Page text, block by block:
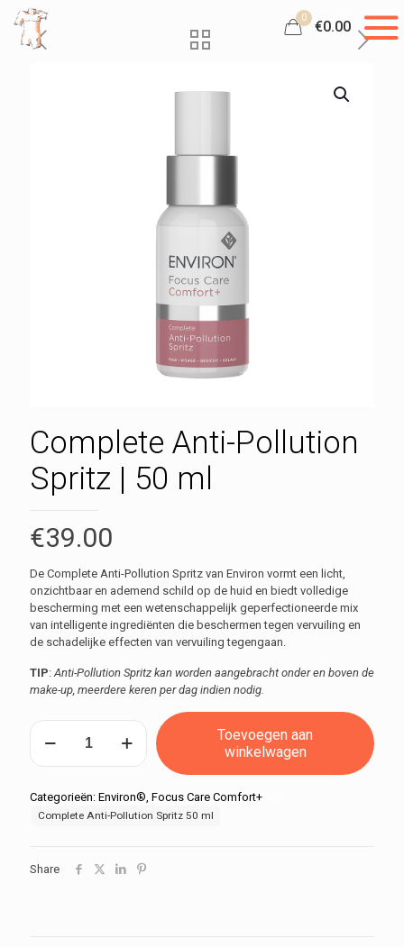
0
€0.00
Complete Anti-Pollution
Spritz | 50 ml
€39.00
De Complete Anti-Pollution Spritz van Environ vormt een licht,
onzichtbaar en ademend schild op de huid en biedt volledige
bescherming met een wetenschappelijk geperfectioneerde mix
van intelligente ingrediënten die beschermen tegen vervuiling en
de schadelijke effecten van vervuiling tegengaan.
TIP:Anti-Pollution Spritz kan worden aangebracht onder en boven de
make-up, meerdere keren per dag indien nodig.
Complete
Anti-
Pollution
|
50
Toevoegen aan
winkelwagen
Categorieën: Environ®, Focus Care Comfort+
Complete Anti-Pollution Spritz 50 ml
Share